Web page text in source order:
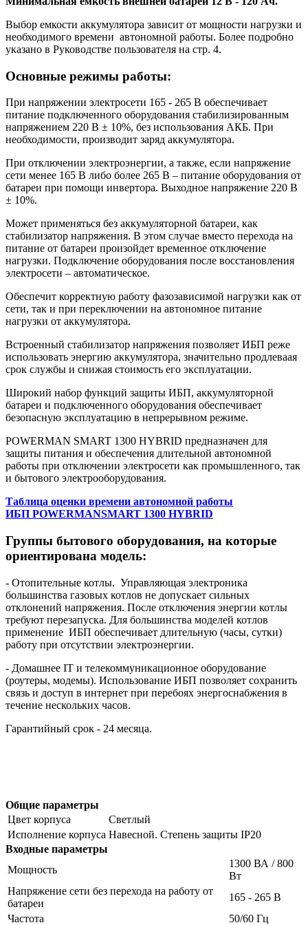
Выбор емкости аккумулятора зависит от мощности нагрузки и
необходимого времени автономной работы. Более подробно
указано в Руководстве пользователя на стр. 4.
Основные режимы работы:
При напряжении электросети 165 - 265 В обеспечивает
питание подключенного оборудования стабилизированным
напряжением 220 В ± 10%, без использования АКБ. При
необходимости, производит заряд аккумулятора.
При отключении электроэнергии, а также, если напряжение
сети менее 165 В либо более 265 В – питание оборудования от
батареи при помощи инвертора. Выходное напряжение 220 В
± 10%.
Может применяться без аккумуляторной батареи, как
стабилизатор напряжения. В этом случае вместо перехода на
питание от батареи произойдет временное отключение
нагрузки. Подключение оборудования после восстановления
электросети – автоматическое.
Обеспечит корректную работу фазозависимой нагрузки как от
сети, так и при переключении на автономное питание
нагрузки от аккумулятора.
Встроенный стабилизатор напряжения позволяет ИБП реже
использовать энергию аккумулятора, значительно продлеваая
срок службы и снижая стоимость его эксплуатации.
Широкий набор функций защиты ИБП, аккумуляторной
батареи и подключенного оборудования обеспечивает
безопасную эксплуатацию в непрерывном режиме.
POWERMAN SMART 1300 HYBRID предназначен для
защиты питания и обеспечения длительной автономной
работы при отключении электросети как промышленного, так
и бытового электрооборудования.
Таблица оценки времени автономной работы
ИБП POWERMANSMART 1300 HYBRID
Группы бытового оборудования, на которые
ориентирована модель:
- Отопительные котлы. Управляющая электроника
большинства газовых котлов не допускает сильных
отклонений напряжения. После отключения энергии котлы
требуют перезапуска. Для большинства моделей котлов
применение ИБП обеспечивает длительную (часы, сутки)
работу при отсутствии электроэнергии.
- Домашнее IT и телекоммуникационное оборудование
(роутеры, модемы). Использование ИБП позволяет сохранить
связь и доступ в интернет при перебоях энергоснабжения в
течение нескольких часов.
Гарантийный срок - 24 месяца.
Общие параметры
Цвет корпуса
Светлый
Исполнение корпуса Навесной. Степень защиты IP20
Входные параметры
Мощность
1300 ВА / 800
Вт
Напряжение сети без перехода на работу от
батареи
165 - 265 В
Частота
50/60 Гц
Back Pro 1500 Plus Внешний батарейный блок 72-18-2U-1.4 для POWERMAN ONLINE 3000 RT
AVS 5000D
AVS 15000D
AVS 20000D
AVS 5000E